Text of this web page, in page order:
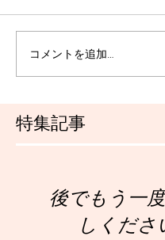
特集記事
コメントを追加…
後でもう一
しくださ